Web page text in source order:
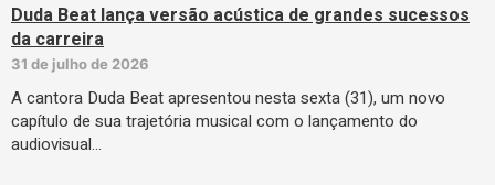
Duda Beat lança versão acústica de grandes sucessos
da carreira
31 de julho de 2026
A cantora Duda Beat apresentou nesta sexta (31), um novo
capítulo de sua trajetória musical com o lançamento do
audiovisual…